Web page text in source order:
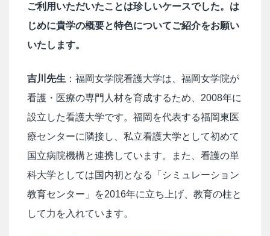
ご利用いただいたことは珍しいケースでした。は
じめに貴学の概要と特色についてご紹介をお願い
いたします。
吉川先生 ：福岡女学院看護大学は、福岡女学院が
看護・医療の専門人材を育成するため、2008年に
設立した看護大学です。福岡を代表する福岡東医
療センターに隣接し、私立看護大学として初めて
国立病院機構と連携しています。また、看護の単
科大学としては国内初となる「シミュレーション
教育センター」を2016年に立ち上げ、教育の柱と
して力を入れています。